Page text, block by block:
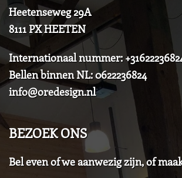
Heetenseweg 29A
8111 PX HEETEN
Internationaal nummer:
Bellen binnen NL: 0622236824
info@oredesign.nl
BEZOEK ONS
Bel even of we aanwezig zijn, of